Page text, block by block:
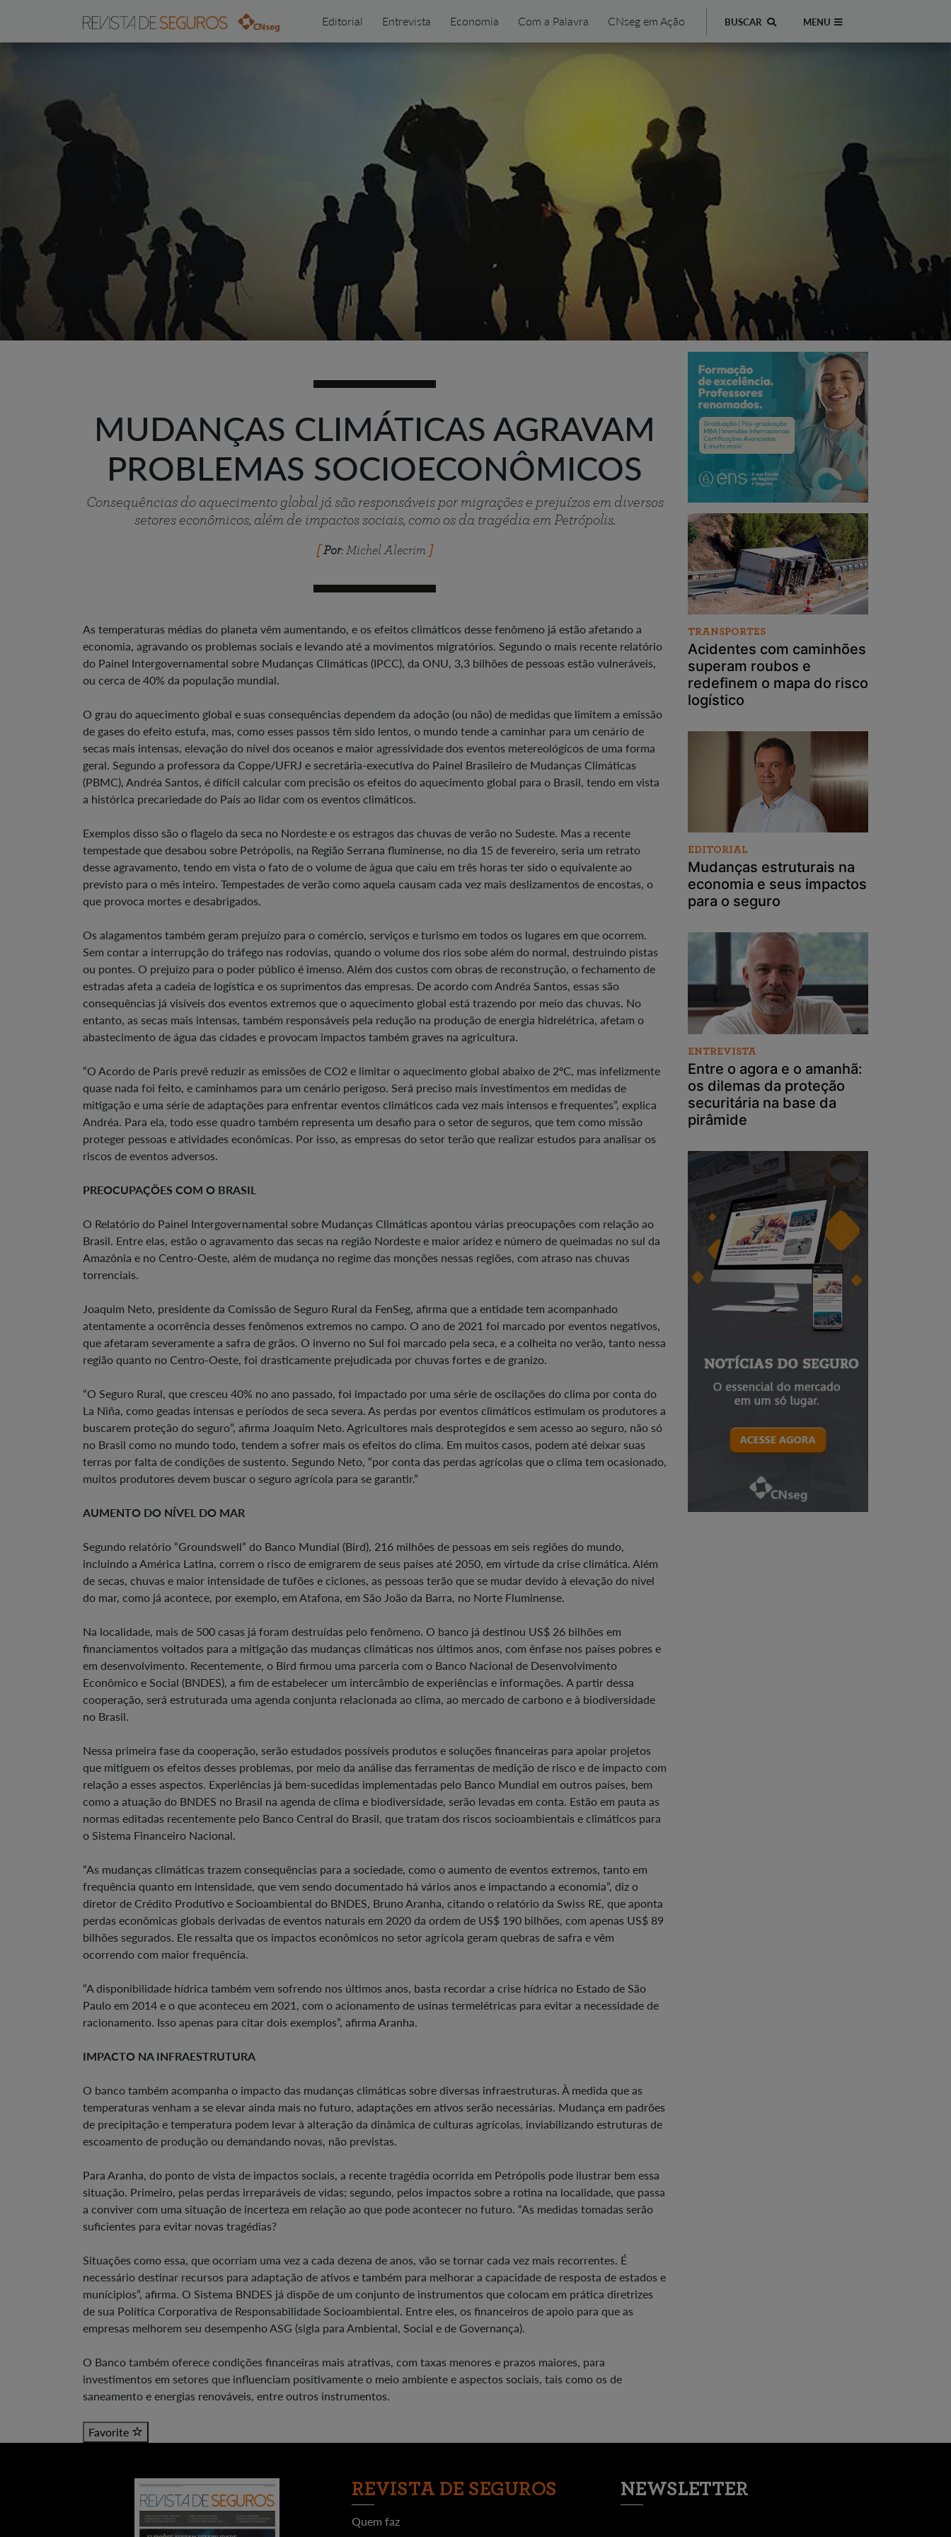
Editorial Entrevista Economia Com a Palavra CNseg em Ação BUSCAR MENU
MUDANÇAS CLIMÁTICAS AGRAVAM
PROBLEMAS SOCIOECONÔMICOS
Consequências do aquecimento global já são responsáveis por migrações e prejuízos em diversos
setores econômicos, além de impactos sociais, como os da tragédia em Petrópolis.
Por: Michel Alecrim
As temperaturas médias do planeta vêm aumentando, e os efeitos climáticos desse fenômeno já estão afetando a
economia, agravando os problemas sociais e levando até a movimentos migratórios. Segundo o mais recente relatório
do Painel Intergovernamental sobre Mudanças Climáticas (IPCC), da ONU, 3,3 bilhões de pessoas estão vulneráveis,
ou cerca de 40% da população mundial.
O grau do aquecimento global e suas consequências dependem da adoção (ou não) de medidas que limitem a emissão
de gases do efeito estufa, mas, como esses passos têm sido lentos, o mundo tende a caminhar para um cenário de
secas mais intensas, elevação do nível dos oceanos e maior agressividade dos eventos metereológicos de uma forma
geral. Segundo a professora da Coppe/UFRJ e secretária-executiva do Painel Brasileiro de Mudanças Climáticas
(PBMC), Andréa Santos, é difícil calcular com precisão os efeitos do aquecimento global para o Brasil, tendo em vista
a histórica precariedade do País ao lidar com os eventos climáticos.
Exemplos disso são o flagelo da seca no Nordeste e os estragos das chuvas de verão no Sudeste. Mas a recente
tempestade que desabou sobre Petrópolis, na Região Serrana fluminense, no dia 15 de fevereiro, seria um retrato
desse agravamento, tendo em vista o fato de o volume de água que caiu em três horas ter sido o equivalente ao
previsto para o mês inteiro. Tempestades de verão como aquela causam cada vez mais deslizamentos de encostas, o
que provoca mortes e desabrigados.
Os alagamentos também geram prejuízo para o comércio, serviços e turismo em todos os lugares em que ocorrem.
Sem contar a interrupção do tráfego nas rodovias, quando o volume dos rios sobe além do normal, destruindo pistas
ou pontes. O prejuízo para o poder público é imenso. Além dos custos com obras de reconstrução, o fechamento de
estradas afeta a cadeia de logística e os suprimentos das empresas. De acordo com Andréa Santos, essas são
consequências já visíveis dos eventos extremos que o aquecimento global está trazendo por meio das chuvas. No
entanto, as secas mais intensas, também responsáveis pela redução na produção de energia hidrelétrica, afetam o
abastecimento de água das cidades e provocam impactos também graves na agricultura.
“O Acordo de Paris prevê reduzir as emissões de CO2 e limitar o aquecimento global abaixo de 2ºC, mas infelizmente
quase nada foi feito, e caminhamos para um cenário perigoso. Será preciso mais investimentos em medidas de
mitigação e uma série de adaptações para enfrentar eventos climáticos cada vez mais intensos e frequentes”, explica
Andréa. Para ela, todo esse quadro também representa um desafio para o setor de seguros, que tem como missão
proteger pessoas e atividades econômicas. Por isso, as empresas do setor terão que realizar estudos para analisar os
riscos de eventos adversos.
PREOCUPAÇÕES COM O BRASIL
O Relatório do Painel Intergovernamental sobre Mudanças Climáticas apontou várias preocupações com relação ao
Brasil. Entre elas, estão o agravamento das secas na região Nordeste e maior aridez e número de queimadas no sul da
Amazônia e no Centro-Oeste, além de mudança no regime das monções nessas regiões, com atraso nas chuvas
torrenciais.
Joaquim Neto, presidente da Comissão de Seguro Rural da FenSeg, afirma que a entidade tem acompanhado
atentamente a ocorrência desses fenômenos extremos no campo. O ano de 2021 foi marcado por eventos negativos,
que afetaram severamente a safra de grãos. O inverno no Sul foi marcado pela seca, e a colheita no verão, tanto nessa
região quanto no Centro-Oeste, foi drasticamente prejudicada por chuvas fortes e de granizo.
“O Seguro Rural, que cresceu 40% no ano passado, foi impactado por uma série de oscilações do clima por conta do
La Niña, como geadas intensas e períodos de seca severa. As perdas por eventos climáticos estimulam os produtores a
buscarem proteção do seguro”, afirma Joaquim Neto. Agricultores mais desprotegidos e sem acesso ao seguro, não só
no Brasil como no mundo todo, tendem a sofrer mais os efeitos do clima. Em muitos casos, podem até deixar suas
terras por falta de condições de sustento. Segundo Neto, “por conta das perdas agrícolas que o clima tem ocasionado,
muitos produtores devem buscar o seguro agrícola para se garantir.”
AUMENTO DO NÍVEL DO MAR
Segundo relatório “Groundswell” do Banco Mundial (Bird), 216 milhões de pessoas em seis regiões do mundo,
incluindo a América Latina, correm o risco de emigrarem de seus países até 2050, em virtude da crise climática. Além
de secas, chuvas e maior intensidade de tufões e ciclones, as pessoas terão que se mudar devido à elevação do nível
do mar, como já acontece, por exemplo, em Atafona, em São João da Barra, no Norte Fluminense.
Na localidade, mais de 500 casas já foram destruídas pelo fenômeno. O banco já destinou US$ 26 bilhões em
financiamentos voltados para a mitigação das mudanças climáticas nos últimos anos, com ênfase nos países pobres e
em desenvolvimento. Recentemente, o Bird firmou uma parceria com o Banco Nacional de Desenvolvimento
Econômico e Social (BNDES), a fim de estabelecer um intercâmbio de experiências e informações. A partir dessa
cooperação, será estruturada uma agenda conjunta relacionada ao clima, ao mercado de carbono e à biodiversidade
no Brasil.
Nessa primeira fase da cooperação, serão estudados possíveis produtos e soluções financeiras para apoiar projetos
que mitiguem os efeitos desses problemas, por meio da análise das ferramentas de medição de risco e de impacto com
relação a esses aspectos. Experiências já bem-sucedidas implementadas pelo Banco Mundial em outros países, bem
como a atuação do BNDES no Brasil na agenda de clima e biodiversidade, serão levadas em conta. Estão em pauta as
normas editadas recentemente pelo Banco Central do Brasil, que tratam dos riscos socioambientais e climáticos para
o Sistema Financeiro Nacional.
“As mudanças climáticas trazem consequências para a sociedade, como o aumento de eventos extremos, tanto em
frequência quanto em intensidade, que vem sendo documentado há vários anos e impactando a economia”, diz o
diretor de Crédito Produtivo e Socioambiental do BNDES, Bruno Aranha, citando o relatório da Swiss RE, que aponta
perdas econômicas globais derivadas de eventos naturais em 2020 da ordem de US$ 190 bilhões, com apenas US$ 89
bilhões segurados. Ele ressalta que os impactos econômicos no setor agrícola geram quebras de safra e vêm
ocorrendo com maior frequência.
“A disponibilidade hídrica também vem sofrendo nos últimos anos, basta recordar a crise hídrica no Estado de São
Paulo em 2014 e o que aconteceu em 2021, com o acionamento de usinas termelétricas para evitar a necessidade de
racionamento. Isso apenas para citar dois exemplos”, afirma Aranha.
IMPACTO NA INFRAESTRUTURA
O banco também acompanha o impacto das mudanças climáticas sobre diversas infraestruturas. À medida que as
temperaturas venham a se elevar ainda mais no futuro, adaptações em ativos serão necessárias. Mudança em padrões
de precipitação e temperatura podem levar à alteração da dinâmica de culturas agrícolas, inviabilizando estruturas de
escoamento de produção ou demandando novas, não previstas.
Para Aranha, do ponto de vista de impactos sociais, a recente tragédia ocorrida em Petrópolis pode ilustrar bem essa
situação. Primeiro, pelas perdas irreparáveis de vidas; segundo, pelos impactos sobre a rotina na localidade, que passa
a conviver com uma situação de incerteza em relação ao que pode acontecer no futuro. “As medidas tomadas serão
suficientes para evitar novas tragédias?
Situações como essa, que ocorriam uma vez a cada dezena de anos, vão se tornar cada vez mais recorrentes. É
necessário destinar recursos para adaptação de ativos e também para melhorar a capacidade de resposta de estados e
munícipios”, afirma. O Sistema BNDES já dispõe de um conjunto de instrumentos que colocam em prática diretrizes
de sua Política Corporativa de Responsabilidade Socioambiental. Entre eles, os financeiros de apoio para que as
empresas melhorem seu desempenho ASG (sigla para Ambiental, Social e de Governança).
O Banco também oferece condições financeiras mais atrativas, com taxas menores e prazos maiores, para
investimentos em setores que influenciam positivamente o meio ambiente e aspectos sociais, tais como os de
saneamento e energias renováveis, entre outros instrumentos.
Favorite
TRANSPORTES
Acidentes com caminhões
superam roubos e
redefinem o mapa do risco
logístico
EDITORIAL
Mudanças estruturais na
economia e seus impactos
para o seguro
ENTREVISTA
Entre o agora e o amanhã:
os dilemas da proteção
securitária na base da
pirâmide
REVISTA DE SEGUROS
Quem faz
NEWSLETTER